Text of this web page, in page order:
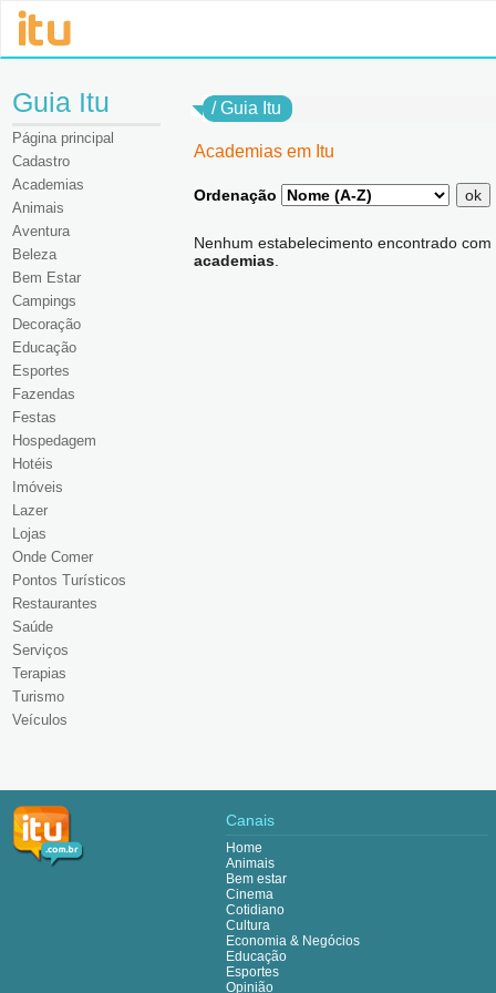
/Guia Itu
Academias em Itu
Ordenação ok
Nenhum estabelecimento encontrado
academias
Guia Itu
Página principal
Cadastro
Academias
Animais
Aventura
Beleza
Bem Estar
Campings
Decoração
Educação
Esportes
Fazendas
Festas
Hospedagem
Hotéis
Imóveis
Lazer
Lojas
Onde Comer
Pontos Turísticos
Restaurantes
Saúde
Serviços
Terapias
Turismo
Veículos
Canais
Home
Animais
Bem estar
Cinema
Cotidiano
Cultura
Economia & Negócios
Educação
Esportes
Opinião